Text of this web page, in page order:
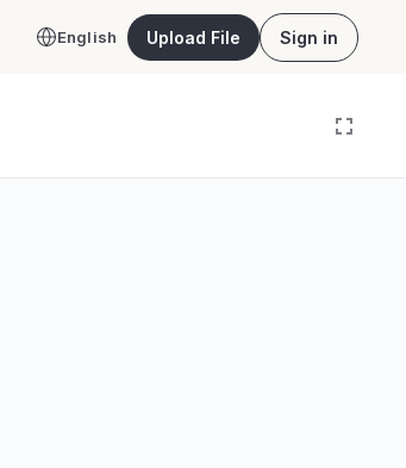
English Upload File Sign in